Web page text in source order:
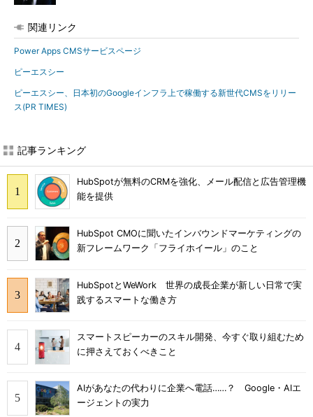
関連リンク
Power Apps CMSサービスページ
ピーエスシー
ピーエスシー、日本初のGoogleインフラ上で稼働する新世代CMSをリリー
ス(PR TIMES)
記事ランキング
HubSpotが無料のCRMを強化、メール配信と広告管理機
能を提供
HubSpot CMOに聞いたインバウンドマーケティングの
新フレームワーク「フライホイール」のこと
HubSpotとWeWork 世界の成長企業が新しい日常で実
践するスマートな働き方
スマートスピーカーのスキル開発、今すぐ取り組むため
に押さえておくべきこと
AIがあなたの代わりに企業へ電話……？ Google・AIエ
ージェントの実力